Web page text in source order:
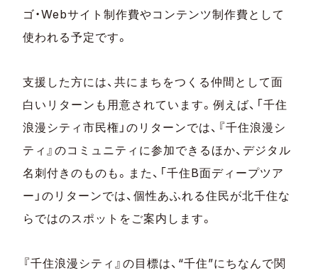
ゴ・Webサイト制作費やコンテンツ制作費として
使われる予定です。
支援した方には、共にまちをつくる仲間として面
白いリターンも用意されています。例えば、「千住
浪漫シティ市民権」のリターンでは、『千住浪漫シ
ティ』のコミュニティに参加できるほか、デジタル
名刺付きのものも。また、「千住B面ディープツア
ー」のリターンでは、個性あふれる住民が北千住な
らではのスポットをご案内します。
『千住浪漫シティ』の目標は、“千住”にちなんで関